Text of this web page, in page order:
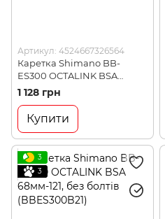
Артикул: 4524667326564
Каретка Shimano BB-
ES300 OCTALINK BSA
68мм-113, без болтів
(BBES300B13)
1 128 грн
Купити
3
3